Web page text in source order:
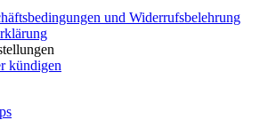
und Widerrufsbelehrung
kündigen